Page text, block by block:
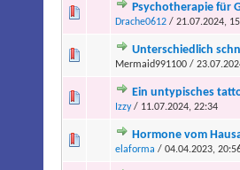
Psychotherapie für
Drache0612 / 21.07.2024,
Unterschiedlich
Mermaid991100 /
Ein untypisches
Izzy/ 11.07.2024, 22:34
Hormone vom
elaforma / 04.04.2023,